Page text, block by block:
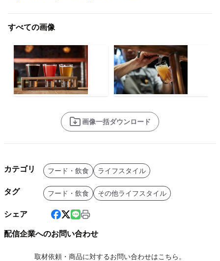
すべての画像
画像一括ダウンロード
カテゴリ フード・飲食 ライフスタイル
タグ フード・飲食 その他ライフスタイル
シェア
配信企業へのお問い合わせ
取材依頼・商品に対するお問い合わせはこちら。